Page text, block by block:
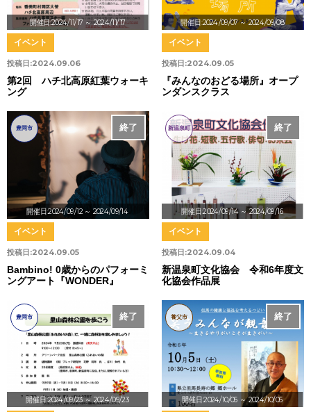
開催日:2024/11/17 ～ 2024/11/17
投稿日:2024.09.06
イベント
第2回 ハチ北高原紅葉ウォーキ
ング
開催日:2024/09/07～ 2024/09/08
投稿日:2024.09.05
イベント
『みんなのおどる場所』オープ
ンダンスクラス
開催日:2024/09/12 ～ 2024/09/14
終了
豊岡市
投稿日:2024.09.05
イベント
Bambino! 0歳からのパフォーミ
ングアート『WONDER』
開催日:2024/09/14 ～ 2024/09/16
終了
新温泉町
投稿日:2024.09.04
イベント
新温泉町文化協会 令和6年度文
化協会作品展
開催日:2024/09/23～ 2024/09/23
終了
豊岡市
開催日:2024/10/05 ～ 2024/10/05
終了
養父市